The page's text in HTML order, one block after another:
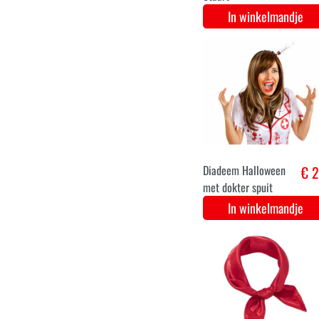
Rendier diadeem
luxe met
kerstballen
In winkelmandje